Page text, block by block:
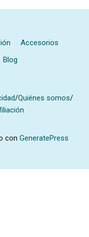
Accesorios
Blog
/Quiénes somos/
con GeneratePress